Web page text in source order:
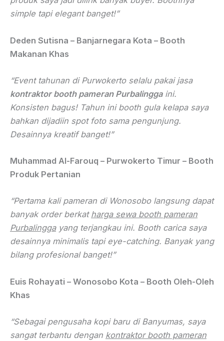
simple tapi elegant banget!”
Deden Sutisna – Banjarnegara Kota – Booth
Makanan Khas
“Event tahunan di Purwokerto selalu pakai jasa
kontraktor booth pameran Purbalinggaini.
Konsisten bagus! Tahun ini booth gula kelapa saya
bahkan dijadiin spot foto sama pengunjung.
Desainnya kreatif banget!”
Muhammad Al-Farouq – Purwokerto Timur – Booth
Produk Pertanian
“Pertama kali pameran di Wonosobo langsung dapat
banyak order berkat harga sewa booth pameran
Purbalinggayang terjangkau ini. Booth carica saya
desainnya minimalis tapi eye-catching. Banyak yang
bilang profesional banget!”
Euis Rohayati – Wonosobo Kota – Booth Oleh-Oleh
Khas
“Sebagai pengusaha kopi baru di Banyumas, saya
sangat terbantu dengan kontraktor booth pameran